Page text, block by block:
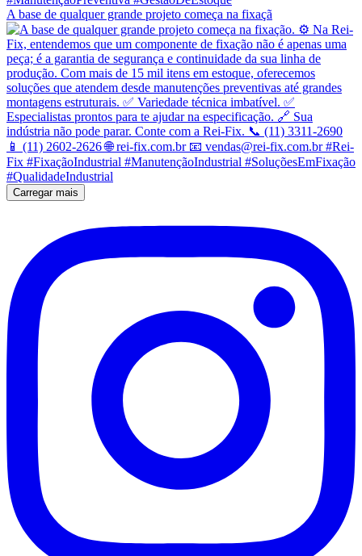
A base de qualquer grande projeto começa na fixaçã
Carregar mais